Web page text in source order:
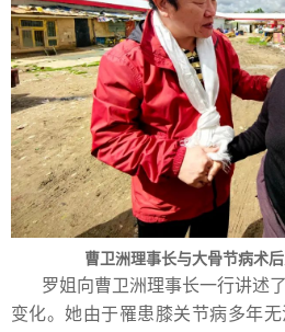
曹卫洲理事长与大骨节病术
罗姐向曹卫洲理事长一行讲述
变化。她由于罹患膝关节病多年